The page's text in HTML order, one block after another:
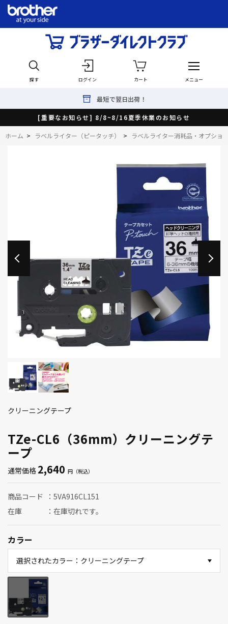
探す ログイン カート メニュー
最短で翌日出荷！
[重要なお知らせ] 8/8~8/16夏季休業のお知らせ
ホーム > ラベルライター（ピータッチ） > ラベルライター消耗品・オプショ
TZe-CL6（36mm）クリーニングテ
ープ
クリーニングテープ
通常価格 2,640
商品コード
5VA916CL151
在庫
在庫切れです。
カラー
選択されたカラー：クリーニングテープ